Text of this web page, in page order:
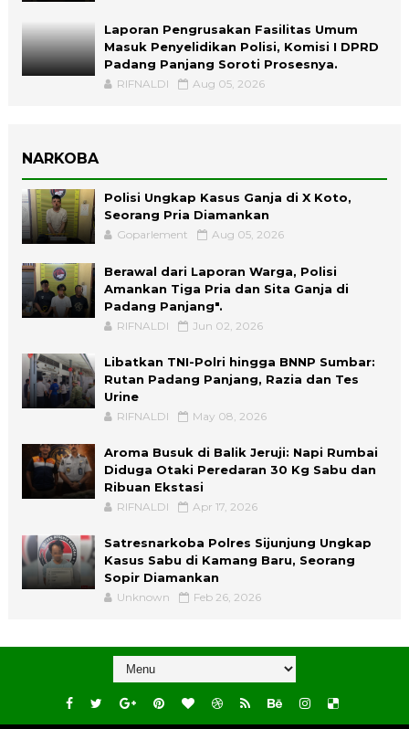
Laporan Pengrusakan Fasilitas Umum
Masuk Penyelidikan Polisi, Komisi I DPRD
Padang Panjang Soroti Prosesnya.
RIFNALDI Aug 05, 2026
NARKOBA
Polisi Ungkap Kasus Ganja di X Koto,
Seorang Pria Diamankan
Goparlement Aug 05, 2026
Berawal dari Laporan Warga, Polisi
Amankan Tiga Pria dan Sita Ganja di
Padang Panjang".
RIFNALDI Jun 02, 2026
Libatkan TNI-Polri hingga BNNP Sumbar:
Rutan Padang Panjang, Razia dan Tes
Urine
RIFNALDI May 08, 2026
Aroma Busuk di Balik Jeruji: Napi Rumbai
Diduga Otaki Peredaran 30 Kg Sabu dan
Ribuan Ekstasi
RIFNALDI Apr 17, 2026
Satresnarkoba Polres Sijunjung Ungkap
Kasus Sabu di Kamang Baru, Seorang
Sopir Diamankan
Unknown Feb 26, 2026